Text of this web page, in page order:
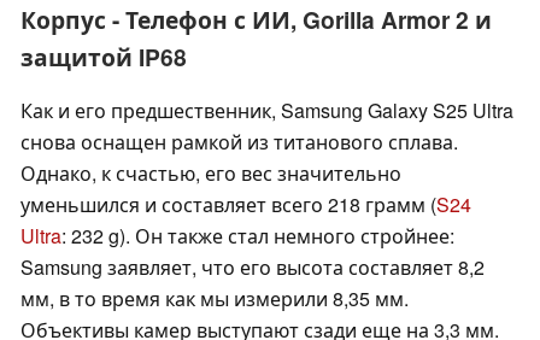
Корпус - Телефон с ИИ, Gorilla Armor 2 и
защитой IP68
Как и его предшественник, Samsung Galaxy S25 Ultra
снова оснащен рамкой из титанового сплава.
Однако, к счастью, его вес значительно
уменьшился и составляет всего 218 грамм (S24
Ultra: 232 g). Он также стал немного стройнее:
Samsung заявляет, что его высота составляет 8,2
мм, в то время как мы измерили 8,35 мм.
Объективы камер выступают сзади еще на 3,3 мм.